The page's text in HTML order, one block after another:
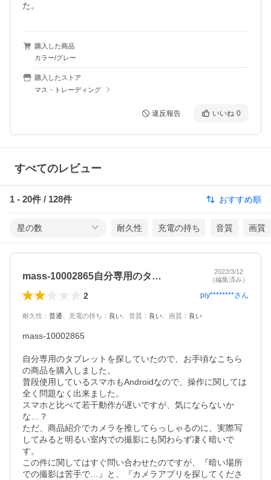
た。
購入した商品
カラー/グレー
購入したストア
マス・トレーディング
違反報告 いいね 0
すべてのレビュー
1 - 20件 / 128件 おすすめ順
星の数 耐久性 充電の持ち 音質 画質
mass-10002865自分専用のタ…
2022/3/12
（編集済み）
2 piy********さん
耐久性 ： 普通 充電の持ち ： 良い 音質 ： 良い 画質 ： 良い
mass-10002865
自分専用のタブレットを探していたので、お手頃なこちら
の商品を購入しました。
普段使用しているスマホもAndroidなので、操作に関しては
全く問題なく出来ました。
スマホと比べて若干動作が遅いですが、気にならないか
な…？
ただ、商品紹介でカメラを推してらっしゃるのに、実際写
してみると明るい室内での撮影にも関わらず凄く暗いで
す。
この件に関してはすぐ問い合わせたのですが、『暗い場所
での撮影は苦手で…』と、『カメラアプリを探してくださ